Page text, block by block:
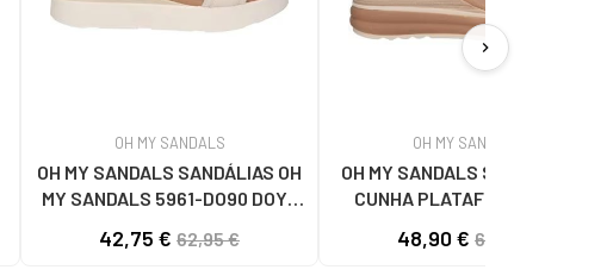
OH MY SANDALS
OH MY SANDALS SANDÁLIAS OH
MY SANDALS 5961-DO90 DOYA
42,75 € 62,95 €
OH MY SANDALS
OH MY SANDALS SANDÁLIA DE
CUNHA PLATAFORMA DOYA
48,90 € 62,95 €
chevron_right